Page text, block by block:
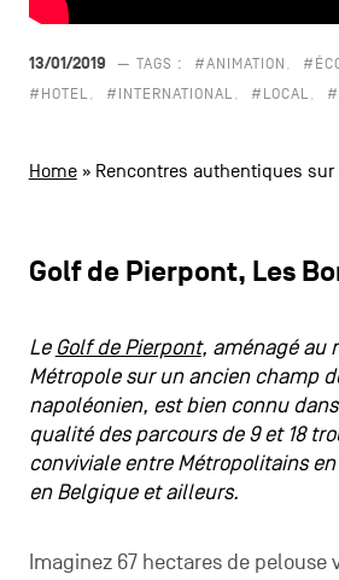
secondaire
MENTIONS LÉGALES
FR NL EN
13/01/2019 — TAGS : #ANIMATION
#HOTEL
#INTERNATIONAL #LOCAL
Home» Rencontres authentiques
Golf de Pierpont, Les
Le Golf de Pierpont, aménagé au
Métropole sur un ancien champ
napoléonien, est bien connu
qualité des parcours de 9 et 18
conviviale entre Métropolitains
en Belgique et ailleurs.
Imaginez 67 hectares de pelouse